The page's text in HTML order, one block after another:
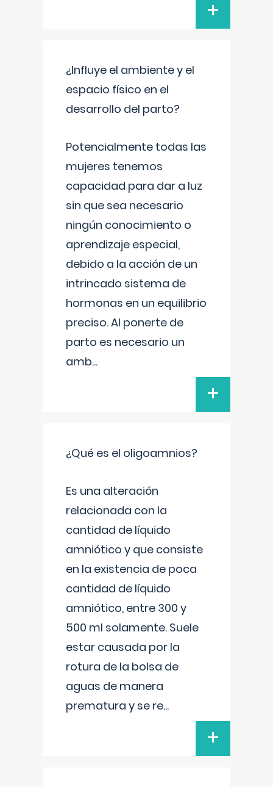
+
¿Influye el ambiente y el
espacio físico en el
desarrollo del parto?
Potencialmente todas las
mujeres tenemos
capacidad para dar a luz
sin que sea necesario
ningún conocimiento o
aprendizaje especial,
debido a la acción de un
intrincado sistema de
hormonas en un equilibrio
preciso. Al ponerte de
parto es necesario un
amb...
+
¿Qué es el oligoamnios?
Es una alteración
relacionada con la
cantidad de líquido
amniótico y que consiste
en la existencia de poca
cantidad de líquido
amniótico, entre 300 y
500 ml solamente. Suele
estar causada por la
rotura de la bolsa de
aguas de manera
prematura y se re...
+